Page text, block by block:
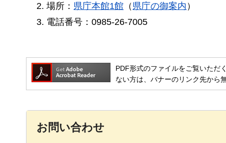
場所： 県庁本館1館 （ 県庁の御案内 ）
電話番号：0985-26-7005
PDF形式のファイルをご覧いただ
ない方は、バナーのリンク先から
お問い合わせ